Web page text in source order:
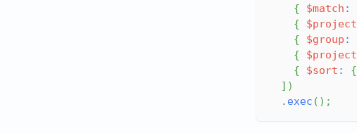
{
$match :
{
$project
{
$group :
{
$project
{
$sort : {
] )
. exec ( ) ;